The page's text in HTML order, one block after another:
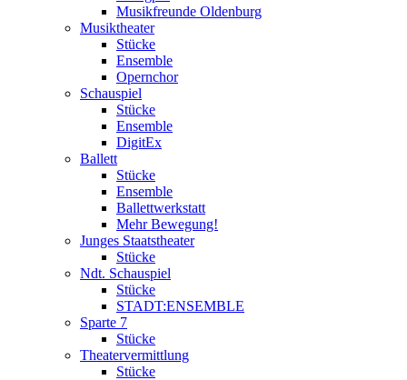
Musikfreunde Oldenburg
Musiktheater
Stücke
Ensemble
Opernchor
Schauspiel
Stücke
Ensemble
DigitEx
Ballett
Stücke
Ensemble
Ballettwerkstatt
Mehr Bewegung!
Junges Staatstheater
Stücke
Ndt. Schauspiel
Stücke
STADT:ENSEMBLE
Sparte 7
Stücke
Theatervermittlung
Stücke